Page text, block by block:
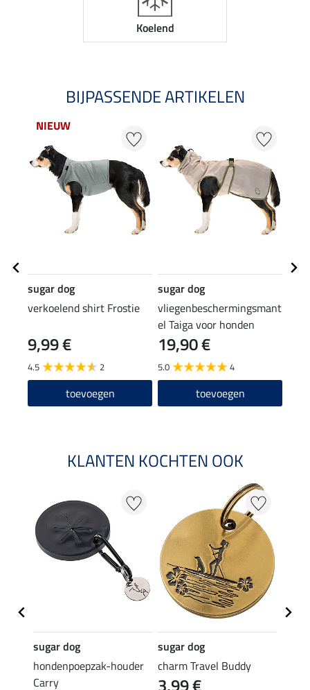
Koelend
BIJPASSENDE ARTIKELEN
NIEUW
sugar dog
verkoelend shirt Frostie
9,99 €
4.5 2
toevoegen
sugar dog
vliegenbeschermingsmant
el Taiga voor honden
19,90 €
5.0 4
toevoegen
KLANTEN KOCHTEN OOK
sugar dog
hondenpoepzak-houder
Carry
sugar dog
charm Travel Buddy